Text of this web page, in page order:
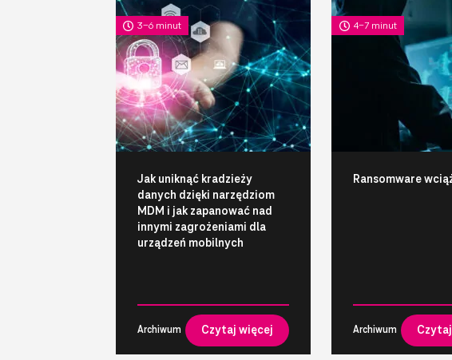
3-6 minut
Jak uniknąć kradzieży
danych dzięki narzędziom
MDM i jak zapanować nad
innymi zagrożeniami dla
urządzeń mobilnych
Archiwum Czytaj więcej
4-7 minut
Ransomware
Archiwum